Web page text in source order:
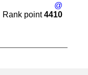
@
Rank point4410